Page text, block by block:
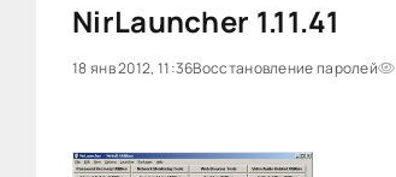
NirLauncher 1.11.41
18 янв 2012, 11:36Восстановление паролей
0 1 2 3